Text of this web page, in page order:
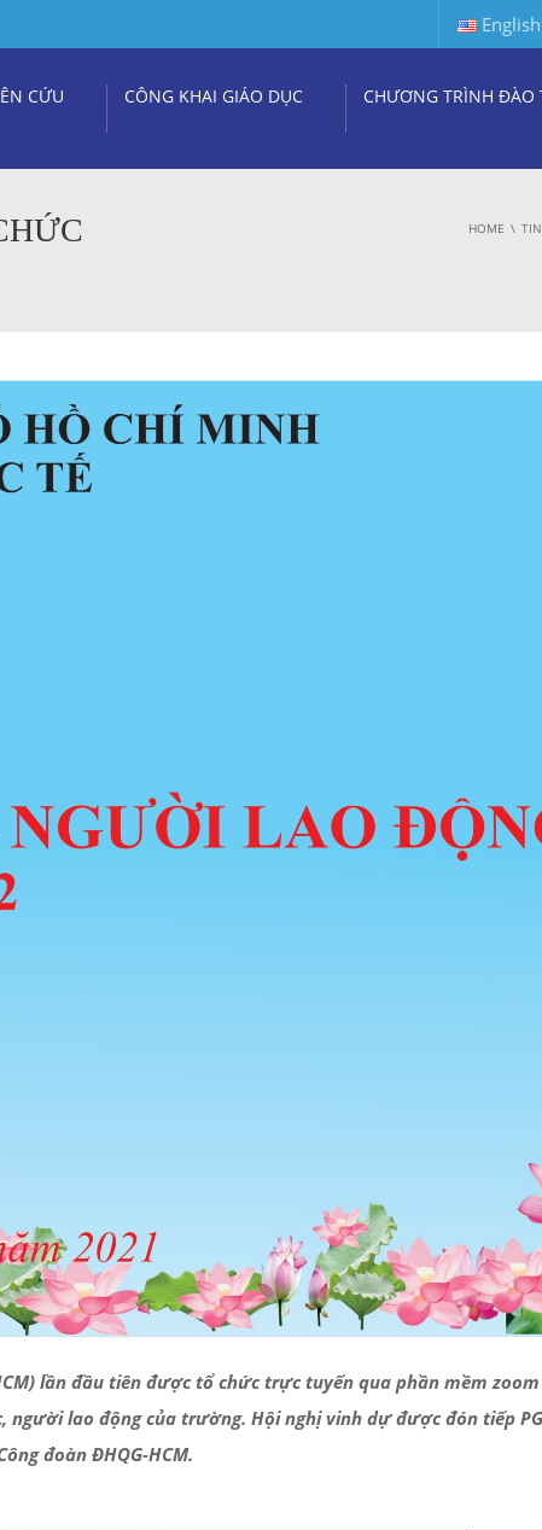
English
CỨU CÔNG KHAI GIÁO DỤC CHƯƠNG TRÌNH ĐÀO
HOME
lần đầu tiên được tổ chức trực tuyến qua phần mềm
lao động của trường. Hội nghị vinh dự được đón tiếp
đoàn ĐHQG-HCM.